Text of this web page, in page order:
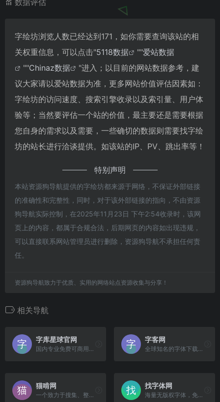
字绘坊浏览人数已经达到171，如你需要查询该站的相
关权重信息，可以点击"5118数据 ""爱站数据
""Chinaz数据
"进入；以目前的网站数据参考，建
议大家请以爱站数据为准，更多网站价值评估因素如：
字绘坊的访问速度、搜索引擎收录以及索引量、用户体
验等；当然要评估一个站的价值，最主要还是需要根据
您自身的需求以及需要，一些确切的数据则需要找字绘
坊的站长进行洽谈提供。如该站的IP、PV、跳出率等！
特别声明
本站资源狗导航提供的字绘坊都来源于网络，不保证外部链接
的准确性和完整性，同时，对于该外部链接的指向，不由资源
狗导航实际控制，在2025年11月23日 下午2:54收录时，该网
页上的内容，都属于合规合法，后期网页的内容如出现违规，
可以直接联系网站管理员进行删除，资源狗导航不承担任何责
任。
资源狗导航致力于优质、实用的网络站点资源收集与分享！
相关导航
字库星球官网
国内专业免费可商用字体收录平台。
字客网
全球知名的字体下载与分享网站。
猫啃网
一个致力于搜集、整理并提供免版权、可商用的中文字体资源下载的免费平台。
找字体网
海量无版权字体，免费下载！